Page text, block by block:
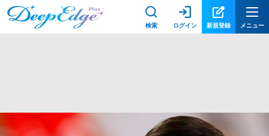
検索 ログイン 新規登録 メニュー